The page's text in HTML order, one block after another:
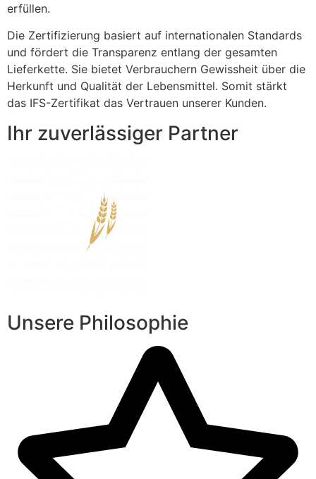
erfüllen.
Die Zertifizierung basiert auf internationalen Standards
und fördert die Transparenz entlang der gesamten
Lieferkette. Sie bietet Verbrauchern Gewissheit über die
Herkunft und Qualität der Lebensmittel. Somit stärkt
das IFS-Zertifikat das Vertrauen unserer Kunden.
Ihr zuverlässiger Partner
Unsere Philosophie